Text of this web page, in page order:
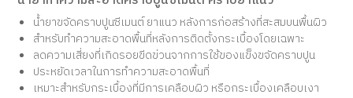
น้ำยาขจัดคราบปูนซีเมนต์ ยาแนว หลังการก่อสร้างที่สะสมบนพื้นผิว
สำหรับทำความสะอาดพื้นที่หลังการติดตั้งกระเบื้องโดยเฉพาะ
ลดความเสี่ยงที่เกิดรอยขีดข่วนจากการใช้ของแข็งขจัดคราบปูน
ประหยัดเวลาในการทำความสะอาดพื้นที่
เหมาะสำหรับกระเบื้องที่มีการเคลือบผิว หรือกระเบื้องเคลือบเงา